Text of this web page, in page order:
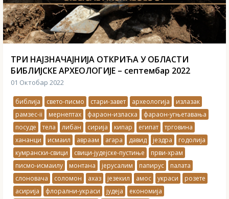
ТРИ НАЈЗНАЧАЈНИЈА ОТКРИЋА У ОБЛАСТИ
БИБЛИЈСКЕ АРХЕОЛОГИЈЕ – септембар 2022
01 Октобар 2022
библија свето-писмо стари-завет археологија
излазак
рамзес-ii
мернептах фараон-изласка
фараон-угњетавања
посуде
тела либан сирија кипар египат
трговина
хананци
исмаил авраам агара давид јездра
годолија
кумрански-свици
свици-јудејске-пустиње
први-храм
писмо-исмаилу
монтана јерусалим папирус
палата
слоновача
соломон ахаз језекил амос украси
розете
асирија
флорални-украси јудеја
економија